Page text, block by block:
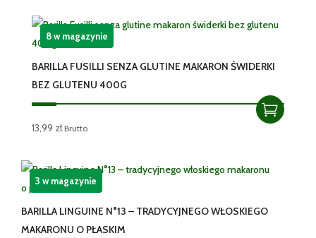
BARILLA FUSILLI SENZA GLUTINE MAKARON ŚWIDERKI
BEZ GLUTENU 400G
13,99 zł Brutto
8 w magazynie
BARILLA LINGUINE N°13 – TRADYCYJNEGO WŁOSKIEGO
MAKARONU O PŁASKIM
3 w magazynie